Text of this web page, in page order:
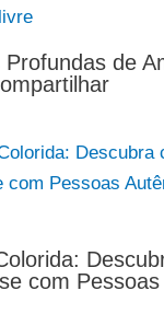
Profundas de
com